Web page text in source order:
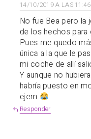
14/10/2019 A LAS
No fue Bea pero la
de los hechos para
Pues me quedo
única a la que le
mi coche de allí
Y aunque no
habría puesto en
ejem
Responder